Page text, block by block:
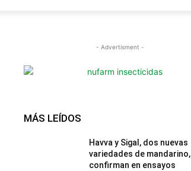
- Advertisment -
MÁS LEÍDOS
Havva y Sigal, dos nuevas
variedades de mandarino,
confirman en ensayos